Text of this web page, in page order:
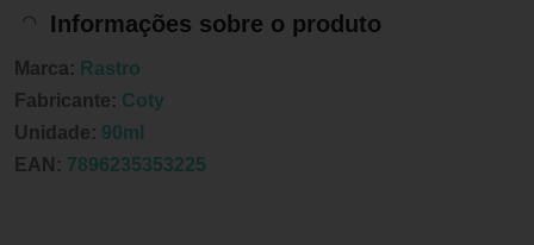
Informações sobre o produto
Marca: Rastro
Fabricante: Coty
Unidade: 90ml
EAN: 7896235353225